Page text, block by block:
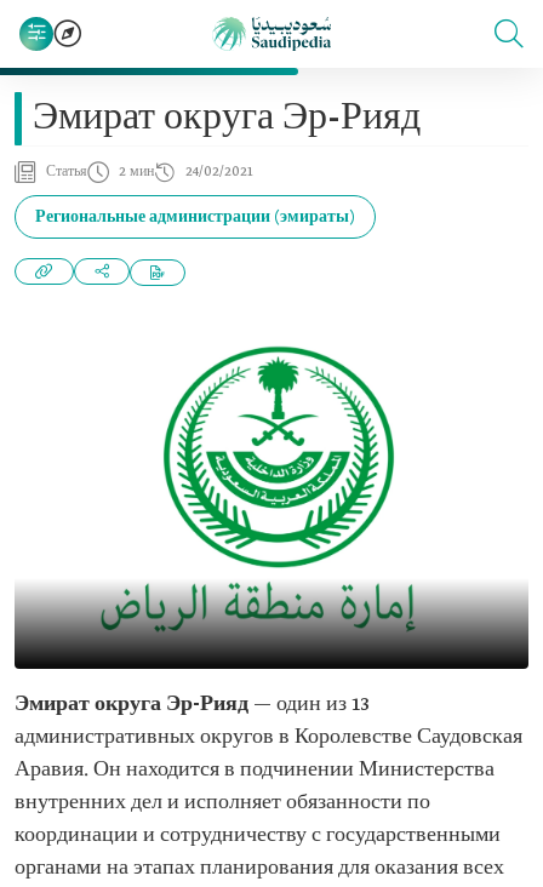
Эмират округа Эр-Рияд
Статья 2 мин 24/02/2021
Региональные администрации (эмираты)
Эмират округа Эр-Рияд — один из 13
административных округов в Королевстве Саудовская
Аравия. Он находится в подчинении Министерства
внутренних дел и исполняет обязанности по
координации и сотрудничеству с государственными
органами на этапах планирования для оказания всех